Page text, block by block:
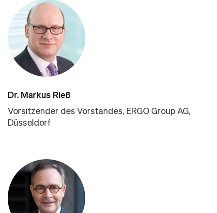
Dr. Markus Rieß
Vorsitzender des Vorstandes, ERGO Group AG,
Düsseldorf